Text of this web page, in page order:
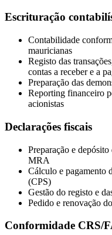
Escrituração
Contabilidade
mauricianas
Registo das
contas a receber e a
Preparação das
Reporting financeiro
acionistas
Declarações fiscais
Preparação e
MRA
Cálculo e pagamento
(CPS)
Gestão do registo e
Pedido e renovação
Conformidade CRS/